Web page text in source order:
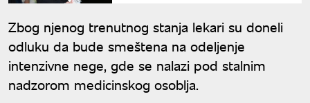
Zbog njenog trenutnog stanja lekari su doneli
odluku da bude smeštena na odeljenje
intenzivne nege, gde se nalazi pod stalnim
nadzorom medicinskog osoblja.